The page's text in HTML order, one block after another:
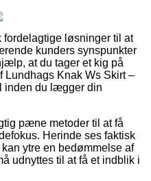
løsninger til at
kunders synspunkter
at du tager et kig på
Lundhags Knak Ws Skirt –
inden du lægger din
pæne metoder til at få
Herinde ses faktisk
ytre en bedømmelse af
udnyttes til at få et indblik i